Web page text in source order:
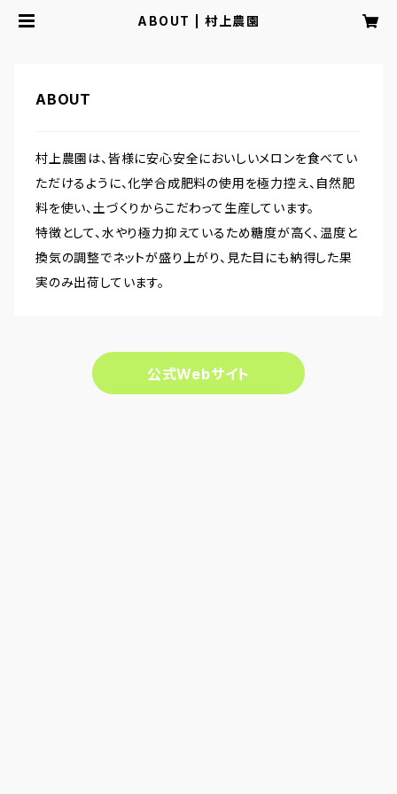
ABOUT | 村上農園
ABOUT
村上農園は、皆様に安心安全においしいメロンを食べてい
ただけるように、化学合成肥料の使用を極力控え、自然肥
料を使い、土づくりからこだわって生産しています。
特徴として、水やり極力抑えているため糖度が高く、温度と
換気の調整でネットが盛り上がり、見た目にも納得した果
実のみ出荷しています。
公式Webサイト